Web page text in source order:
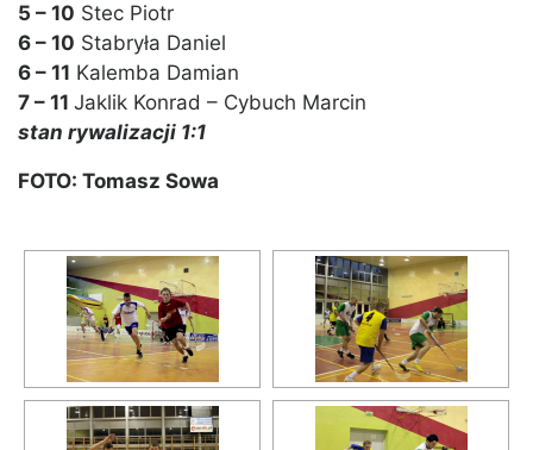
5 – 10 Stec Piotr
6 – 10 Stabryła Daniel
6 – 11 Kalemba Damian
7 – 11 Jaklik Konrad – Cybuch Marcin
stan rywalizacji 1:1
FOTO: Tomasz Sowa